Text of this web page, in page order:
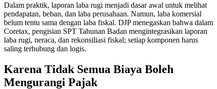
Dalam praktik, laporan laba rugi menjadi dasar awal untuk melihat
pendapatan, beban, dan laba perusahaan. Namun, laba komersial
belum tentu sama dengan laba fiskal. DJP menegaskan bahwa dalam
Coretax, pengisian SPT Tahunan Badan mengintegrasikan laporan
laba rugi, neraca, dan rekonsiliasi fiskal; setiap komponen harus
saling terhubung dan logis.
Karena Tidak Semua Biaya Boleh
Mengurangi Pajak